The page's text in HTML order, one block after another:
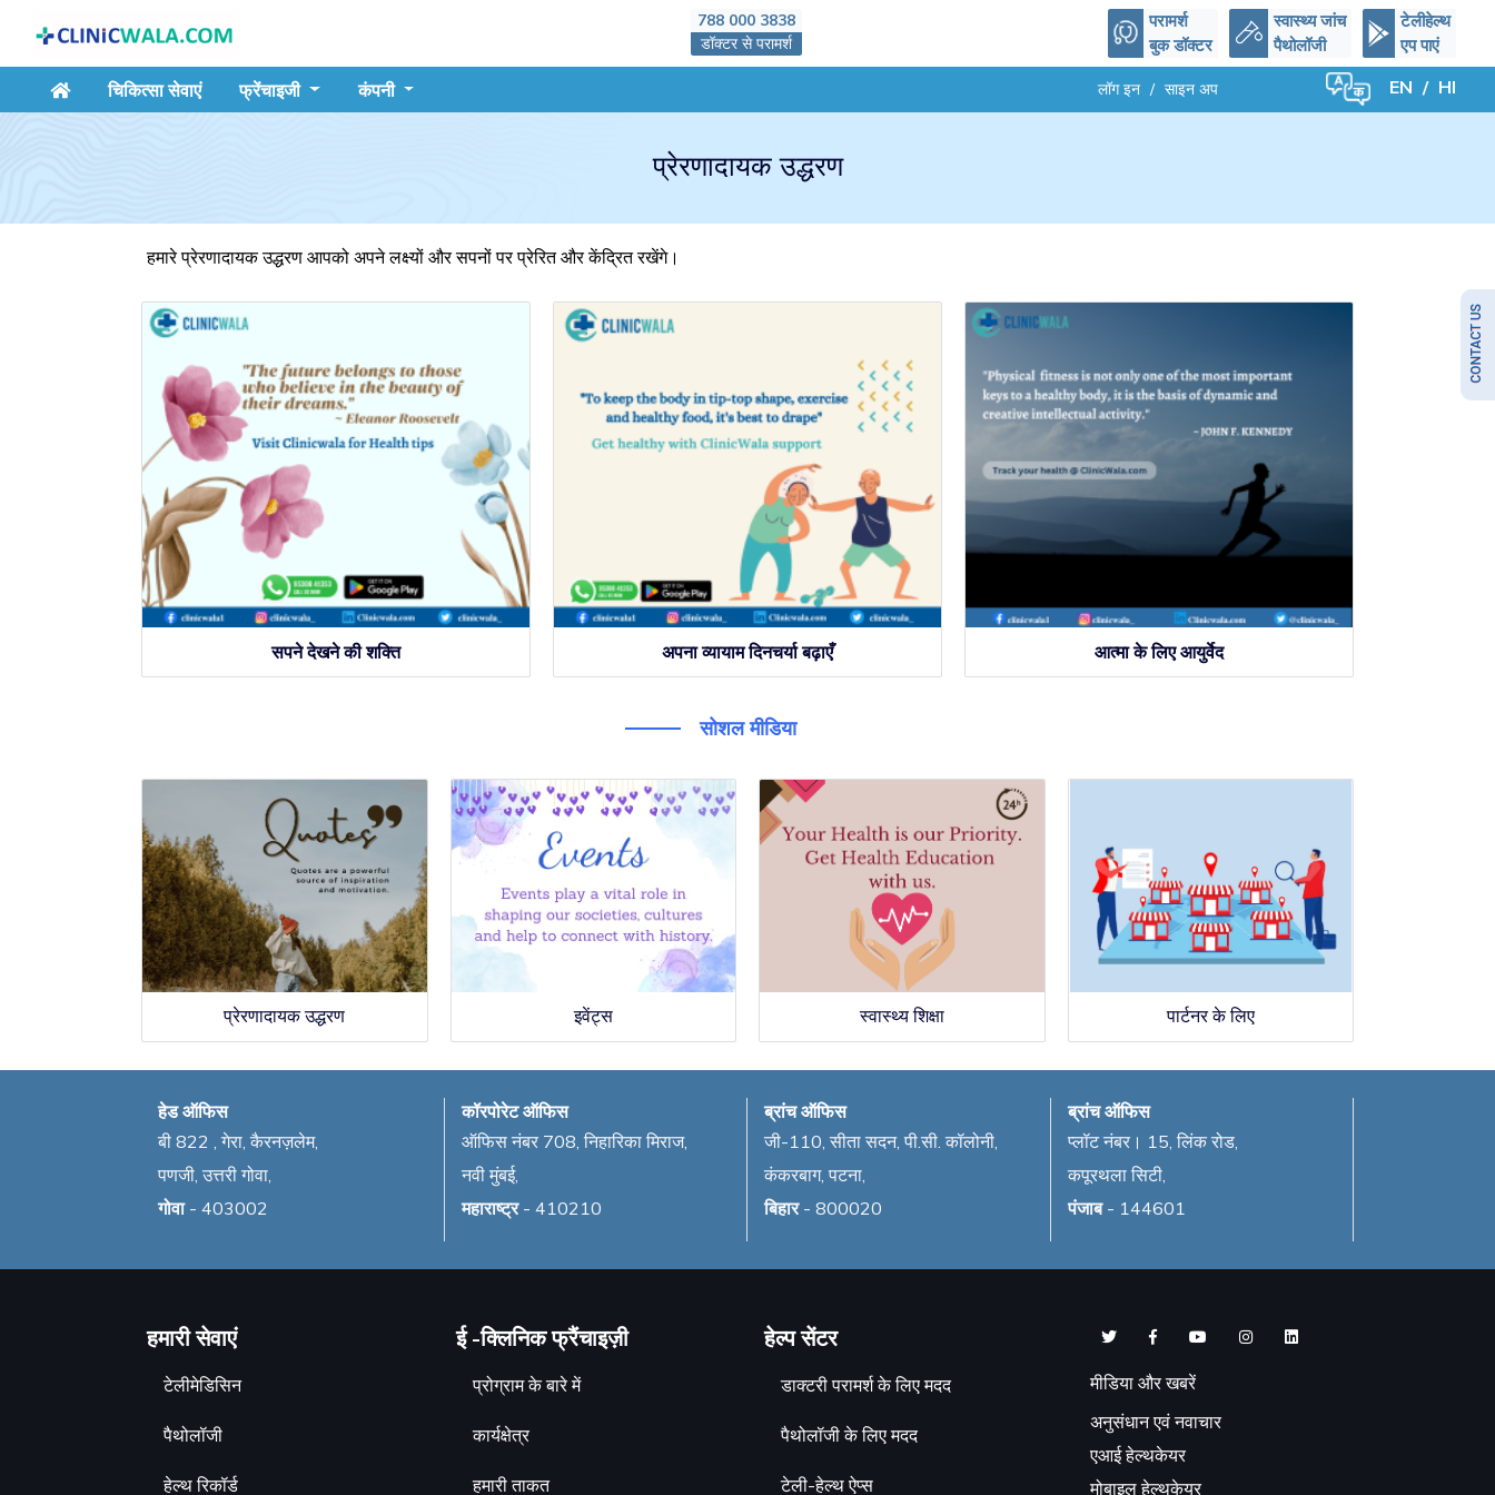
788 000 3838
डॉक्टर से परामर्श
परामर्श
बुक डॉक्टर
स्वास्थ्य जांच
पैथोलॉजी
टेलीहेल्थ
एप पाएं
चिकित्सा सेवाएं फ्रेंचाइजी कंपनी लॉग इन / साइन अप EN / HI
प्रेरणादायक उद्धरण
हमारे प्रेरणादायक उद्धरण आपको अपने लक्ष्यों और सपनों पर प्रेरित और केंद्रित रखेंगे।
सपने देखने की शक्ति अपना व्यायाम दिनचर्या बढ़ाएँ आत्मा के लिए आयुर्वेद
सोशल मीडिया
प्रेरणादायक उद्धरण इवेंट्स स्वास्थ्य शिक्षा पार्टनर के लिए
हेड ऑफिस
बी 822 , गेरा, कैरनज़लेम,
पणजी, उत्तरी गोवा,
गोवा- 403002
कॉरपोरेट ऑफिस
ऑफिस नंबर 708, निहारिका मिराज,
नवी मुंबई,
महाराष्ट्र- 410210
ब्रांच ऑफिस
जी-110, सीता सदन, पी.सी. कॉलोनी,
कंकरबाग, पटना,
बिहार- 800020
ब्रांच ऑफिस
प्लॉट नंबर। 15, लिंक रोड,
कपूरथला सिटी,
पंजाब- 144601
हमारी सेवाएं
टेलीमेडिसिन
पैथोलॉजी
हेल्थ रिकॉर्ड
ई -क्लिनिक फ्रैंचाइज़ी
प्रोग्राम के बारे में
कार्यक्षेत्र
हमारी ताकत
हेल्प सेंटर
डाक्टरी परामर्श के लिए मदद
पैथोलॉजी के लिए मदद
टेली-हेल्थ ऐप्स
मीडिया और खबरें
अनुसंधान एवं नवाचार
एआई हेल्थकेयर
मोबाइल हेल्थकेयर